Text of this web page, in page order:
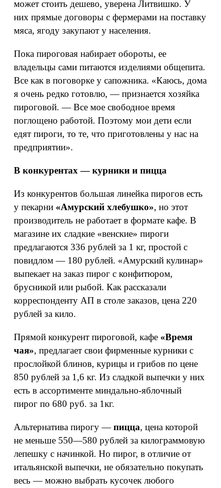
может стоить дешево, уверена Литвишко. У
них прямые договоры с фермерами на поставку
мяса, ягоду закупают у населения.
Пока пироговая набирает обороты, ее
владельцы сами питаются изделиями общепита.
Все как в поговорке у сапожника. «Каюсь, дома
я очень редко готовлю, — признается хозяйка
пироговой. — Все мое свободное время
поглощено работой. Поэтому мои дети если
едят пироги, то те, что приготовлены у нас на
предприятии».
В конкурентах — курники и пицца
Из конкурентов большая линейка пирогов есть
у пекарни «Амурский хлебушко», но этот
производитель не работает в формате кафе. В
магазине их сладкие «венские» пироги
предлагаются 336 рублей за 1 кг, простой с
повидлом — 180 рублей. «Амурский кулинар»
выпекает на заказ пирог с конфитюром,
брусникой или рыбой. Как рассказали
корреспонденту АП в столе заказов, цена 220
рублей за кило.
Прямой конкурент пироговой, кафе «Время
чая», предлагает свои фирменные курники с
прослойкой блинов, курицы и грибов по цене
850 рублей за 1,6 кг. Из сладкой выпечки у них
есть в ассортименте миндально-яблочный
пирог по 680 руб. за 1кг.
Альтернатива пирогу —пицца, цена которой
не меньше 550—580 рублей за килограммовую
лепешку с начинкой. Но пирог, в отличие от
итальянской выпечки, не обязательно покупать
весь — можно выбрать кусочек любого